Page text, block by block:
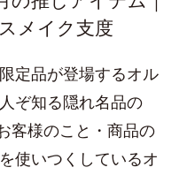
メイク支度
定品が登場するオル
ぞ知る隠れ名品の
客様のこと・商品の
使いつくしているオ